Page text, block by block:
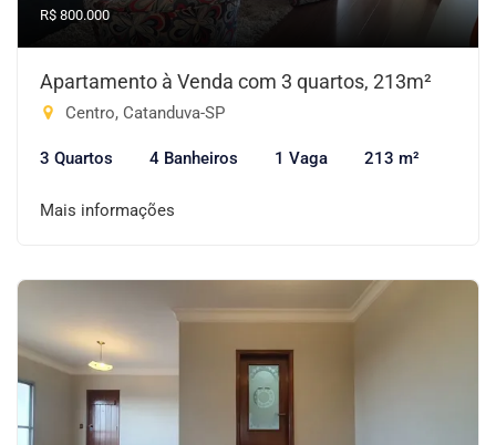
R$ 800.000
Apartamento à Venda com 3 quartos, 213m²
Centro, Catanduva-SP
3 Quartos 4 Banheiros 1 Vaga 213 m²
Mais informações